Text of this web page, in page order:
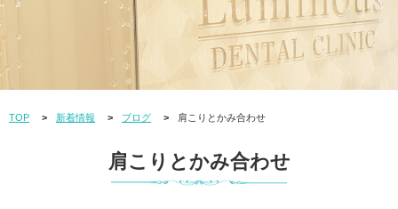
TOP 新着情報 ブログ 肩こりとかみ合わせ
肩こりとかみ合わせ